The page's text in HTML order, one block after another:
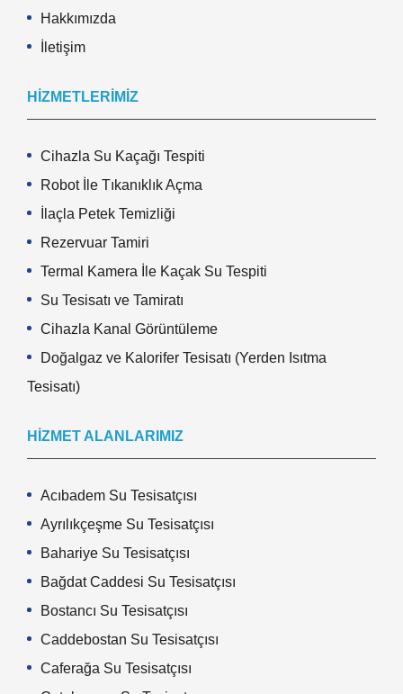
Hakkımızda
İletişim
HIZMETLERIMIZ
Cihazla Su Kaçağı Tespiti
Robot İle Tıkanıklık Açma
İlaçla Petek Temizliği
Rezervuar Tamiri
Termal Kamera İle Kaçak Su Tespiti
Su Tesisatı ve Tamiratı
Cihazla Kanal Görüntüleme
Doğalgaz ve Kalorifer Tesisatı (Yerden Isıtma
Tesisatı)
HIZMET ALANLARIMIZ
Acıbadem Su Tesisatçısı
Ayrılıkçeşme Su Tesisatçısı
Bahariye Su Tesisatçısı
Bağdat Caddesi Su Tesisatçısı
Bostancı Su Tesisatçısı
Caddebostan Su Tesisatçısı
Caferağa Su Tesisatçısı